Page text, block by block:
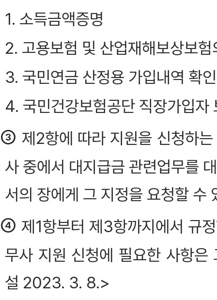
1. 소득금액증명
2. 고용보험 및 산업재해보상보
3. 국민연금 산정용 가입내역 확
4. 국민건강보험공단 직장가입자
③ 제2항에 따라 지원을 신청하
사 중에서 대지급금 관련업무를
서의 장에게 그 지정을 요청할
④ 제1항부터 제3항까지에서 규
무사 지원 신청에 필요한 사항
설 2023. 3. 8.>